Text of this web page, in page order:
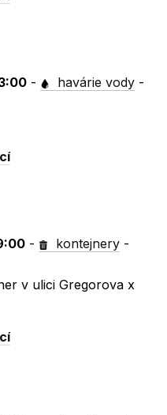
- havárie vody -
- kontejnery -
v ulici Gregorova x